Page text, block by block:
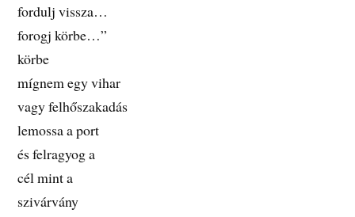
fordulj vissza…
forogj körbe…”
körbe
mígnem egy vihar
vagy felhőszakadás
lemossa a port
és felragyog a
cél mint a
szivárvány